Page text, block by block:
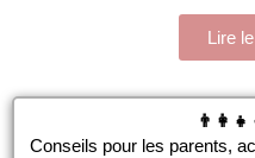
Lire
Conseils pour les parents,